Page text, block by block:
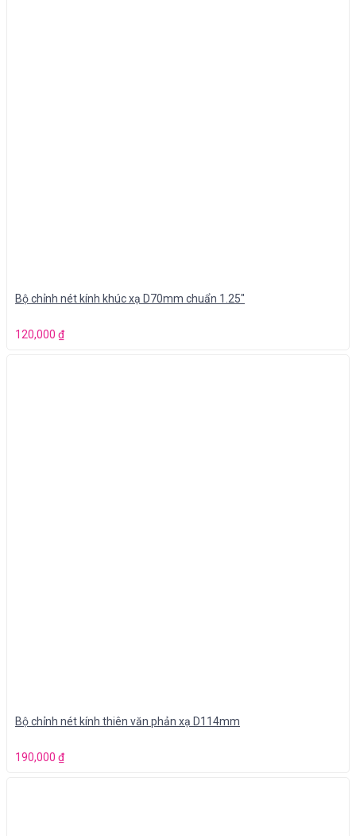
Bộ chỉnh nét kính khúc xạ D70mm chuẩn 1.25″
120,000 ₫
Bộ chỉnh nét kính thiên văn phản xạ D114mm
190,000 ₫